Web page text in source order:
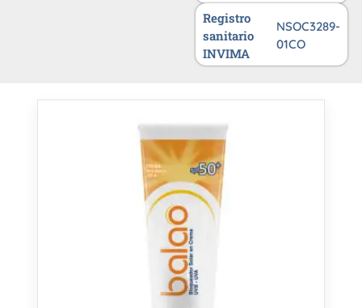
Registro
sanitario
INVIMA
NSOC3289-
01CO